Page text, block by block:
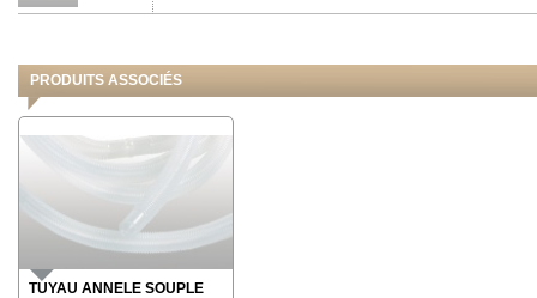
PRODUITS ASSOCIÉS
TUYAU ANNELE SOUPLE